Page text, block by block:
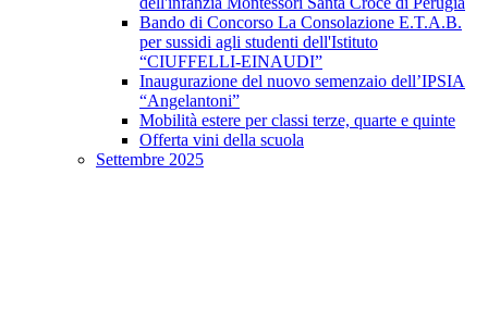
Bando di Concorso La Consolazione E.T.A.B.
per sussidi agli studenti dell'Istituto
“CIUFFELLI-EINAUDI”
Inaugurazione del nuovo semenzaio dell’IPSIA
“Angelantoni”
Mobilità estere per classi terze, quarte e quinte
Offerta vini della scuola
Settembre 2025